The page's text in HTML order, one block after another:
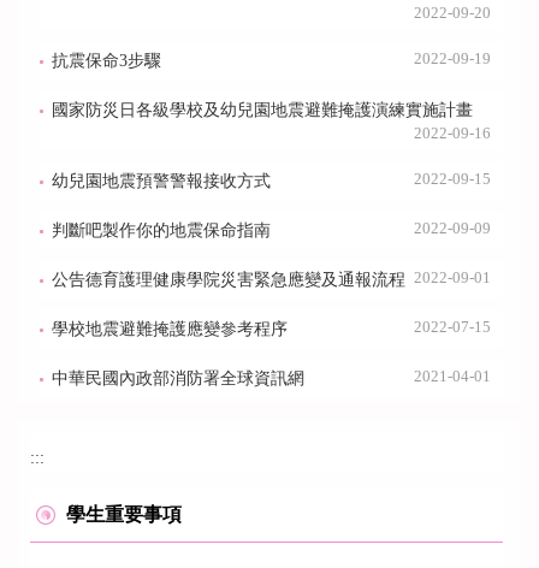
2022-09-20
抗震保命3步驟 2022-09-19
國家防災日各級學校及幼兒園地震避難掩護演練實施計畫
2022-09-16
幼兒園地震預警警報接收方式 2022-09-15
判斷吧製作你的地震保命指南 2022-09-09
公告德育護理健康學院災害緊急應變及通報流程 2022-09-01
學校地震避難掩護應變參考程序 2022-07-15
中華民國內政部消防署全球資訊網 2021-04-01
:::
學生重要事項